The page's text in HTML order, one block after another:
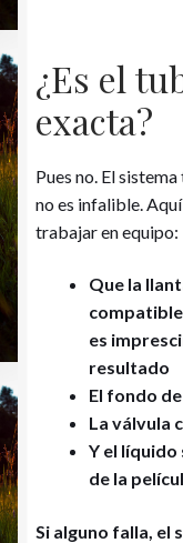
¿Es el
exacta?
Pues no. El
no es infalible.
trabajar en equipo:
Que la
es
resultado
El fondo
La válvula
Y el
de la
Si alguno falla, el